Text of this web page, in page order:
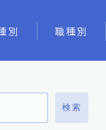
別 職種別
検索